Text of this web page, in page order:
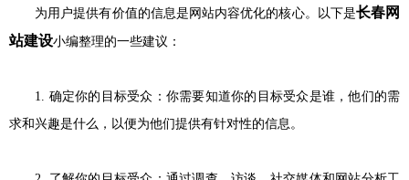
为用户提供有价值的信息是网站内容优化的核心。以下是长春网
站建设小编整理的一些建议：
1. 确定你的目标受众：你需要知道你的目标受众是谁，他们的需
求和兴趣是什么，以便为他们提供有针对性的信息。